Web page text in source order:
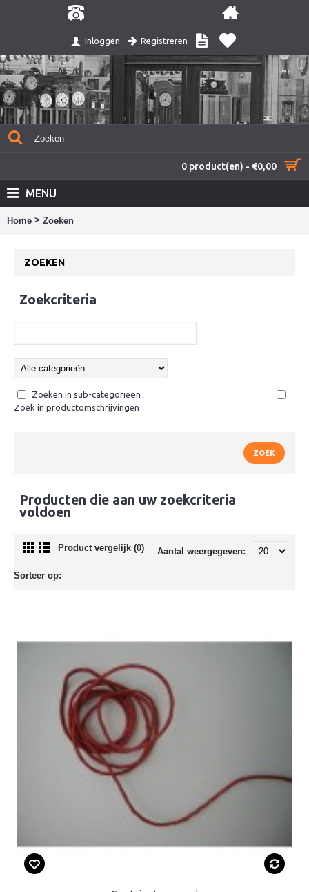
Inloggen Registreren
0 product(en) - €0,00
MENU
Home > Zoeken
ZOEKEN
Zoekcriteria
Zoeken in sub-categorieën
Zoek in productomschrijvingen
Producten die aan uw zoekcriteria
voldoen
Product vergelijk (0) Aantal weergegeven:
Sorteer op: